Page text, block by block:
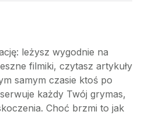
leżysz wygodnie na
filmiki, czytasz artykuły
samym czasie ktoś po
każdy Twój grymas,
Choć brzmi to jak